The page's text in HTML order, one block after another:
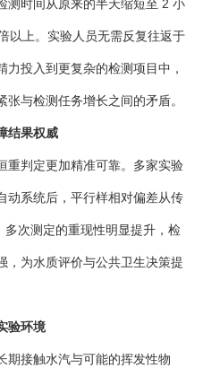
测时间从原来的半天缩短至 2 小
以上。实验人员无需反复往返于
投入到更复杂的检测项目中，
与检测任务增长之间的矛盾。
结果权威
重判定更加精准可靠。多家实验
动系统后，平行样相对偏差从传
次测定的重现性明显提升，检
，为水质评价与公共卫生决策提
验环境
期接触水汽与可能的挥发性物